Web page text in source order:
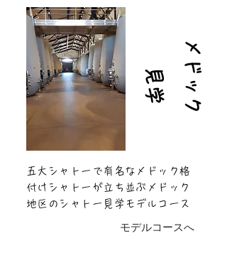
メ
ド
ッ
ク
見
学
五大シャトーで有名なメドック格
付けシャトーが立ち並ぶメドック
地区のシャトー見学モデルコース
モデルコースへ